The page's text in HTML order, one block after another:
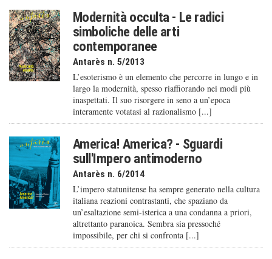
Modernità occulta - Le radici
simboliche delle arti
contemporanee
Antarès n. 5/2013
L’esoterismo è un elemento che percorre in lungo e in
largo la modernità, spesso riaffiorando nei modi più
inaspettati. Il suo risorgere in seno a un’epoca
interamente votatasi al razionalismo [...]
America! America? - Sguardi
sull'Impero antimoderno
Antarès n. 6/2014
L’impero statunitense ha sempre generato nella cultura
italiana reazioni contrastanti, che spaziano da
un’esaltazione semi-isterica a una condanna a priori,
altrettanto paranoica. Sembra sia pressoché
impossibile, per chi si confronta [...]